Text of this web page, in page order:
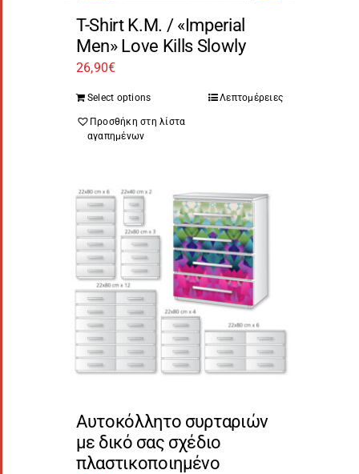
T-Shirt Κ.Μ. / «Imperial
Men» Love Kills Slowly
26,90€
Select options Λεπτομέρειες
Προσθήκη στη λίστα
αγαπημένων
Αυτοκόλλητο συρταριών
με δικό σας σχέδιο
πλαστικοποιημένο